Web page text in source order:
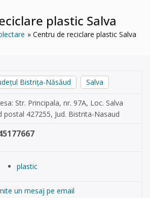
plastic Salva
Centru de reciclare plastic Salva
Bistrița-Năsăud Salva
Str. Principala, nr. 97A, Loc. Salva
postal 427255, Jud. Bistrita-Nasaud
plastic
un mesaj pe email